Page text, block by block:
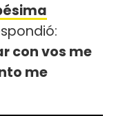
con vos me
me